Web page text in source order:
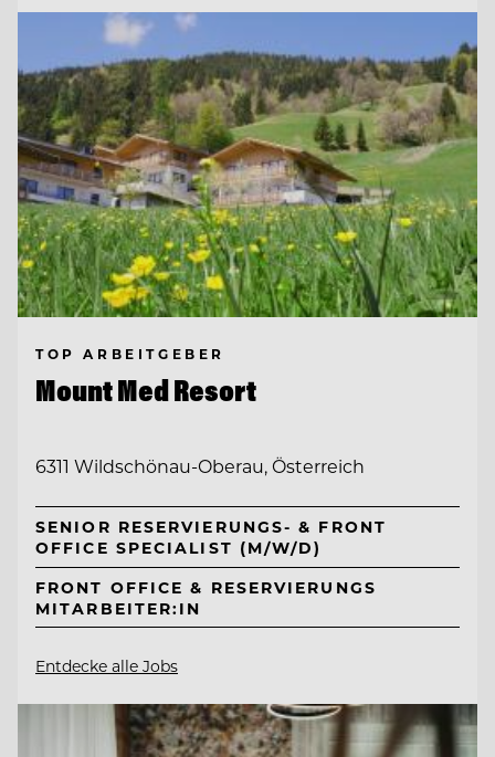
TOP ARBEITGEBER
Mount Med Resort
6311 Wildschönau-Oberau, Österreich
SENIOR RESERVIERUNGS- & FRONT
OFFICE SPECIALIST (M/W/D)
FRONT OFFICE & RESERVIERUNGS
MITARBEITER:IN
Entdecke alle Jobs